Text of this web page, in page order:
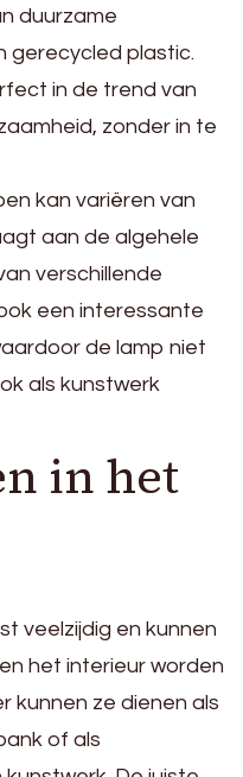
duurzame
gerecycled plastic.
in de trend van
zonder in te
kan variëren van
aan de algehele
verschillende
een interessante
de lamp niet
als kunstwerk
in het
veelzijdig en kunnen
het interieur worden
kunnen ze dienen als
of als